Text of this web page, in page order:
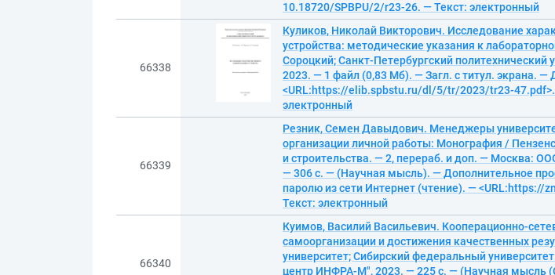
10.18720/SPBPU/2/r23-26. — Текст: электронный
66338
Куликов, Николай Викторович. Исследование
устройства: методические указания к
Сороцкий; Санкт-Петербургский
2023. — 1 файл (0,83 Мб). — Загл. с титул. экрана.
<URL:https://elib.spbstu.ru/dl/5/tr/2023/tr23-
электронный
66339
Резник, Семен Давыдович. Менеджеры
организации личной работы: Монография /
и строительства. — 2, перераб. и доп. — Москва:
— 306 с. — (Научная мысль). — Дополнительное
паролю из сети Интернет (чтение). —
Текст: электронный
66340
Куимов, Василий Васильевич. Кооперационно-
самоорганизации и достижения качественных
университет; Сибирский федеральный
центр ИНФРА-М", 2023. — 225 с. — (Научная мысль